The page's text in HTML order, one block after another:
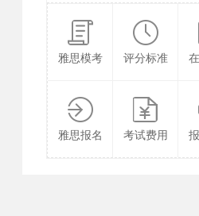
雅思模考 评分标准
雅思报名 考试费用